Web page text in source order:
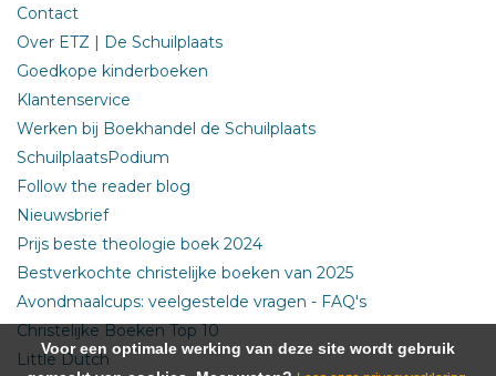
Contact
Over ETZ | De Schuilplaats
Goedkope kinderboeken
Klantenservice
Werken bij Boekhandel de Schuilplaats
SchuilplaatsPodium
Follow the reader blog
Nieuwsbrief
Prijs beste theologie boek 2024
Bestverkochte christelijke boeken van 2025
Avondmaalcups: veelgestelde vragen - FAQ's
Christelijke Boeken Top 10
Little Dutch
Voor een optimale werking van deze site wordt gebruik